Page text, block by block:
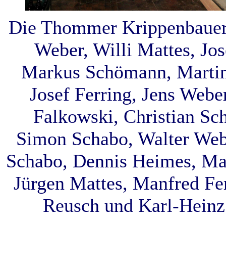
Die Thommer
Weber, Willi Mattes,
Markus Schömann,
Josef Ferring, Jens
Falkowski, Christian
Simon Schabo, Walter
Schabo, Dennis Heimes,
Jürgen Mattes, Manfred
Reusch und Karl-